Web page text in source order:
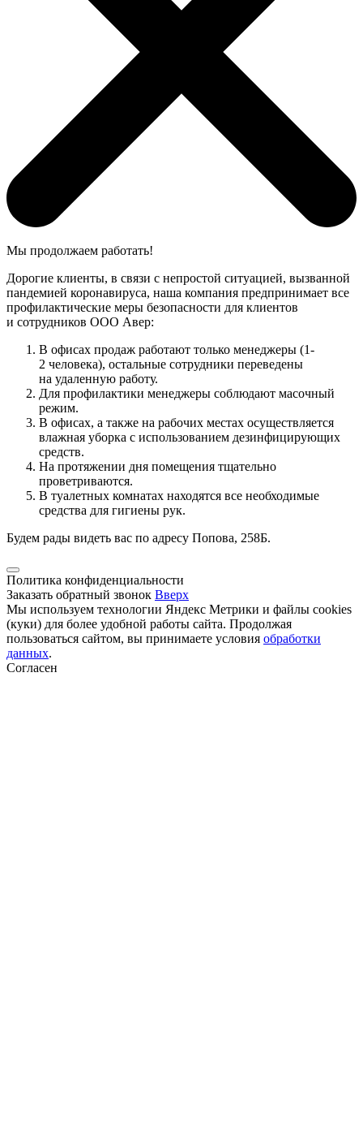
Мы продолжаем работать!
Дорогие клиенты, в связи с непростой ситуацией, вызванной
пандемией коронавируса, наша компания предпринимает все
профилактические меры безопасности для клиентов
и сотрудников ООО Авер:
В офисах продаж работают только менеджеры (1-
2 человека), остальные сотрудники переведены
на удаленную работу.
Для профилактики менеджеры соблюдают масочный
режим.
В офисах, а также на рабочих местах осуществляется
влажная уборка с использованием дезинфицирующих
средств.
На протяжении дня помещения тщательно
проветриваются.
В туалетных комнатах находятся все необходимые
средства для гигиены рук.
Будем рады видеть вас по адресу Попова, 258Б.
Политика конфиденциальности
Заказать обратный звонок Вверх
Мы используем технологии Яндекс Метрики и файлы cookies
(куки) для более удобной работы сайта. Продолжая
пользоваться сайтом, вы принимаете условия обработки
данных.
Согласен